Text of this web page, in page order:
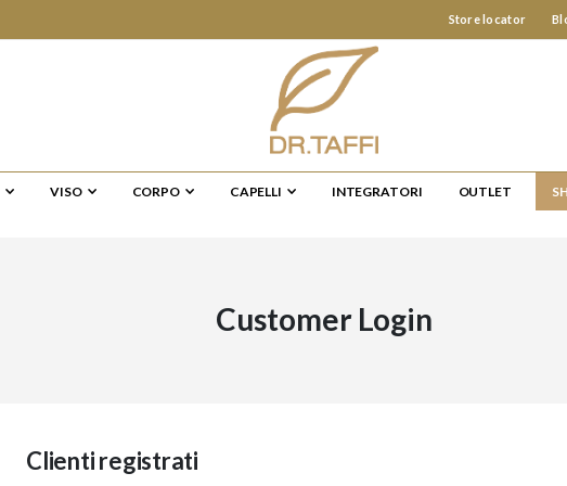
Store locator
VISO CORPO CAPELLI INTEGRATORI OUTLET
Customer Login
Clienti registrati